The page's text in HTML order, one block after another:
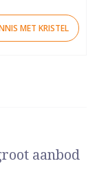
MET KRISTEL
aanbod